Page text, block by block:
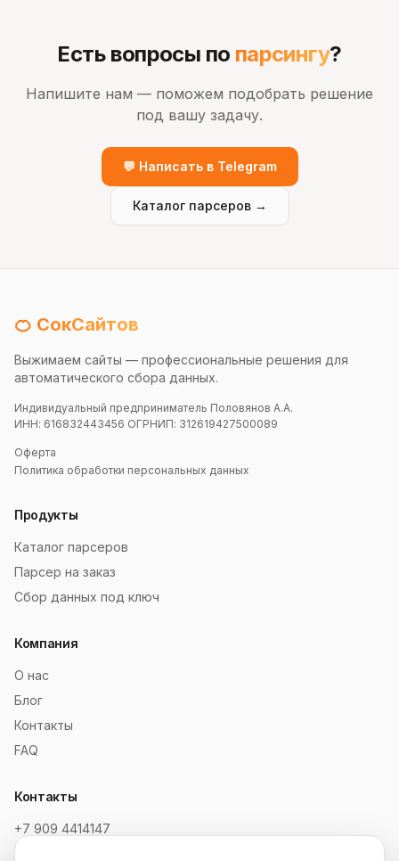
Есть вопросы по парсингу?
Напишите нам — поможем подобрать решение
под вашу задачу.
💬 Написать в Telegram
Каталог парсеров →
🍊 СокСайтов
Выжимаем сайты — профессиональные решения для
автоматического сбора данных.
Индивидуальный предприниматель Половянов А.А.
ИНН: 616832443456 ОГРНИП: 312619427500089
Оферта
Политика обработки персональных данных
Продукты
Каталог парсеров
Парсер на заказ
Сбор данных под ключ
Компания
О нас
Блог
Контакты
FAQ
Контакты
+7 909 4414147